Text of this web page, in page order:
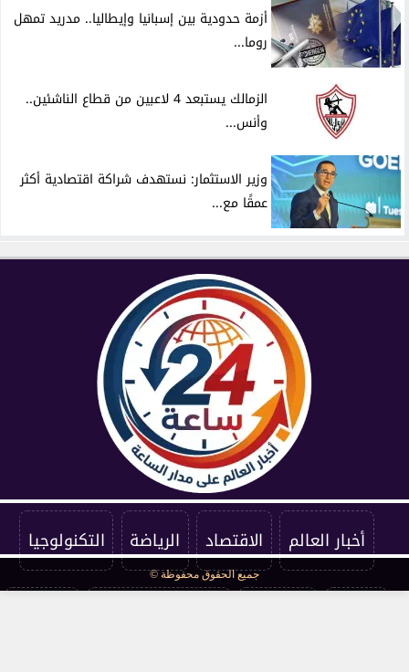
أزمة حدودية بين إسبانيا وإيطاليا.. مدريد تمهل
روما...
الزمالك يستبعد 4 لاعبين من قطاع الناشئين..
وأنس...
وزير الاستثمار: نستهدف شراكة اقتصادية أكثر
عمقًا مع...
أخبار العالم الاقتصاد الرياضة التكنولوجيا
جميع الحقوق محفوظة ©